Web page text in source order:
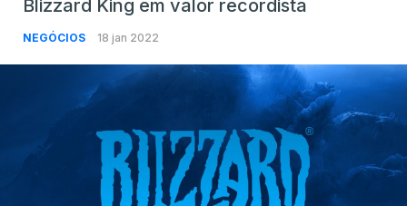
Blizzard King em valor recordista
NEGÓCIOS 18 jan 2022